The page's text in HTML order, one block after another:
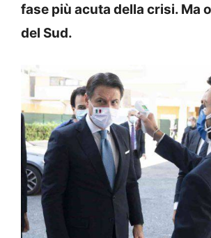
fase più acuta della crisi. Ma
del Sud.